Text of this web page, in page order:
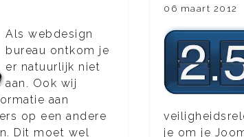
Als webdesign
bureau ontkom je
er natuurlijk niet
aan. Ook wij
aan
op een andere
Dit moet wel
06 maart 2012
je om je